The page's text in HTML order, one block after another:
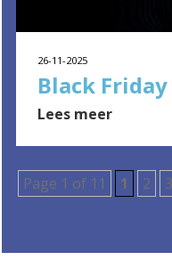
26-11-2025
Black
Lees meer
Page 1 of 11 1 2 3